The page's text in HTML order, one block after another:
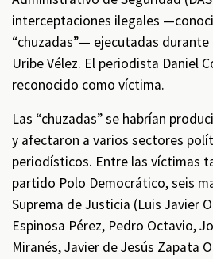
interceptaciones ilegales
“chuzadas”— ejecutadas
Uribe Vélez. El periodista Daniel
reconocido como víctima.
Las “chuzadas” se habrían
y afectaron a varios sectores
periodísticos. Entre las víctimas
partido Polo Democrático, seis
Suprema de Justicia (Luis Javier
Espinosa Pérez, Pedro Octavio,
Miranés, Javier de Jesús Zapata